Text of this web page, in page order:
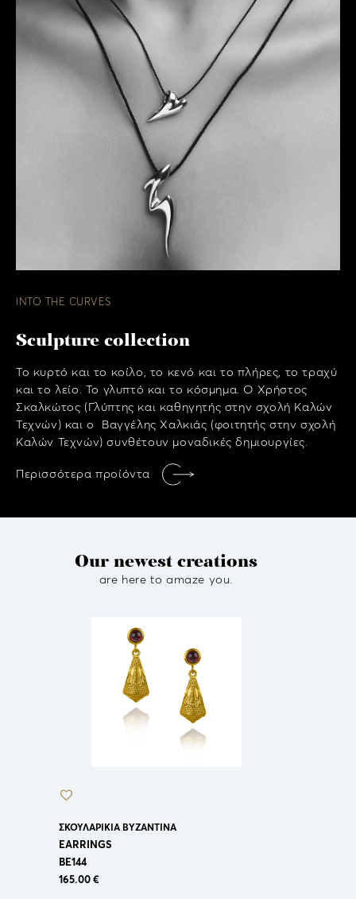
INTO THE CURVES
Sculpture collection
Το κυρτό και το κοίλο, το κενό και το πλήρες, το τραχύ
και το λείο. Το γλυπτό και το κόσμημα. Ο Χρήστος
Σκαλκώτος (Γλύπτης και καθηγητής στην σχολή Καλών
Τεχνών) και ο Βαγγέλης Χαλκιάς (φοιτητής στην σχολή
Καλών Τεχνών) συνθέτουν μοναδικές δημιουργίες.
Περισσότερα προίόντα
Our newest creations
are here to amaze you.
ΣΚΟΥΛΑΡΙΚΙΑ ΒΥΖΑΝΤΙΝΑ
EARRINGS
BE144
165.00 €